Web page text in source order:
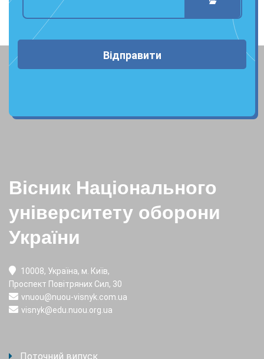
Відправити
Вісник Національного
університету оборони
України
10008, Україна, м. Київ,
Проспект Повітряних Сил, 30
vnuou@nuou-visnyk.com.ua
visnyk@edu.nuou.org.ua
Поточний випуск